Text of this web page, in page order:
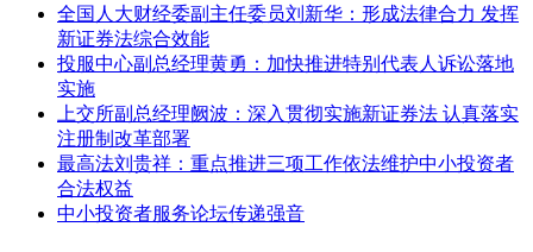
全国人大财经委副主任委员刘新华：形成法律合力 发挥
新证券法综合效能
投服中心副总经理黄勇：加快推进特别代表人诉讼落地
实施
上交所副总经理阙波：深入贯彻实施新证券法 认真落实
注册制改革部署
最高法刘贵祥：重点推进三项工作依法维护中小投资者
合法权益
中小投资者服务论坛传递强音